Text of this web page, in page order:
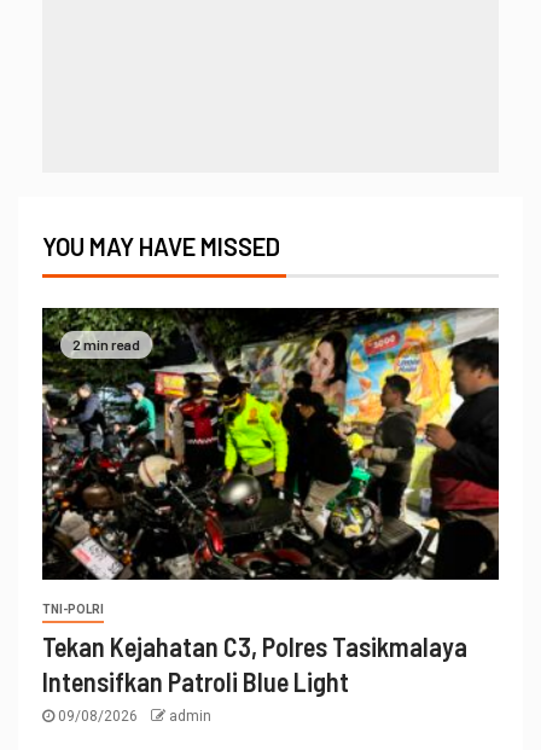
YOU MAY HAVE MISSED
2 min read
TNI-POLRI
Tekan Kejahatan C3, Polres Tasikmalaya
Intensifkan Patroli Blue Light
09/08/2026 admin